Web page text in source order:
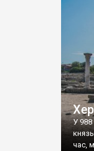
У 988
час,